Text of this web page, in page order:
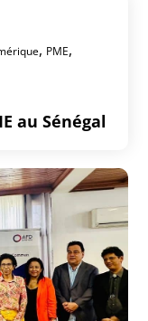
, PME,
au Sénégal